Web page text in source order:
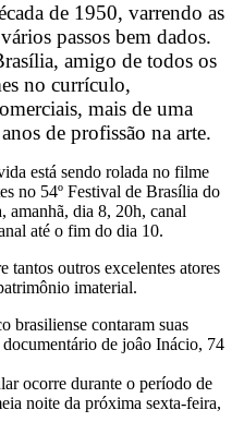
de 1950, varrendo as
passos bem dados.
amigo de todos os
no currículo,
mais de uma
de profissão na arte.
está sendo rolada no filme
no 54º Festival de Brasília do
amanhã, dia 8, 20h, canal
até o fim do dia 10.
tantos outros excelentes atores
imaterial.
brasiliense contaram suas
de joâo Inácio, 74
ocorre durante o período de
noite da próxima sexta-feira,